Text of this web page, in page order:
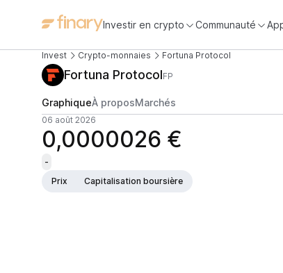
Investir en crypto Communauté
Invest Crypto-monnaies Fortuna Protocol
Fortuna ProtocolFP
GraphiqueÀ proposMarchés
06 août 2026
0,0000026 €
-
Prix
Capitalisation boursière